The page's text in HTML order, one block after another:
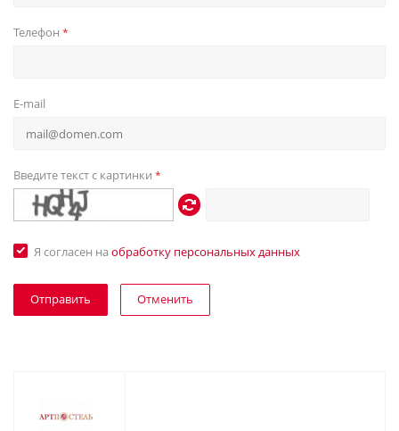
Телефон *
E-mail
Введите текст с картинки *
Я согласен на обработку персональных данных
Отменить